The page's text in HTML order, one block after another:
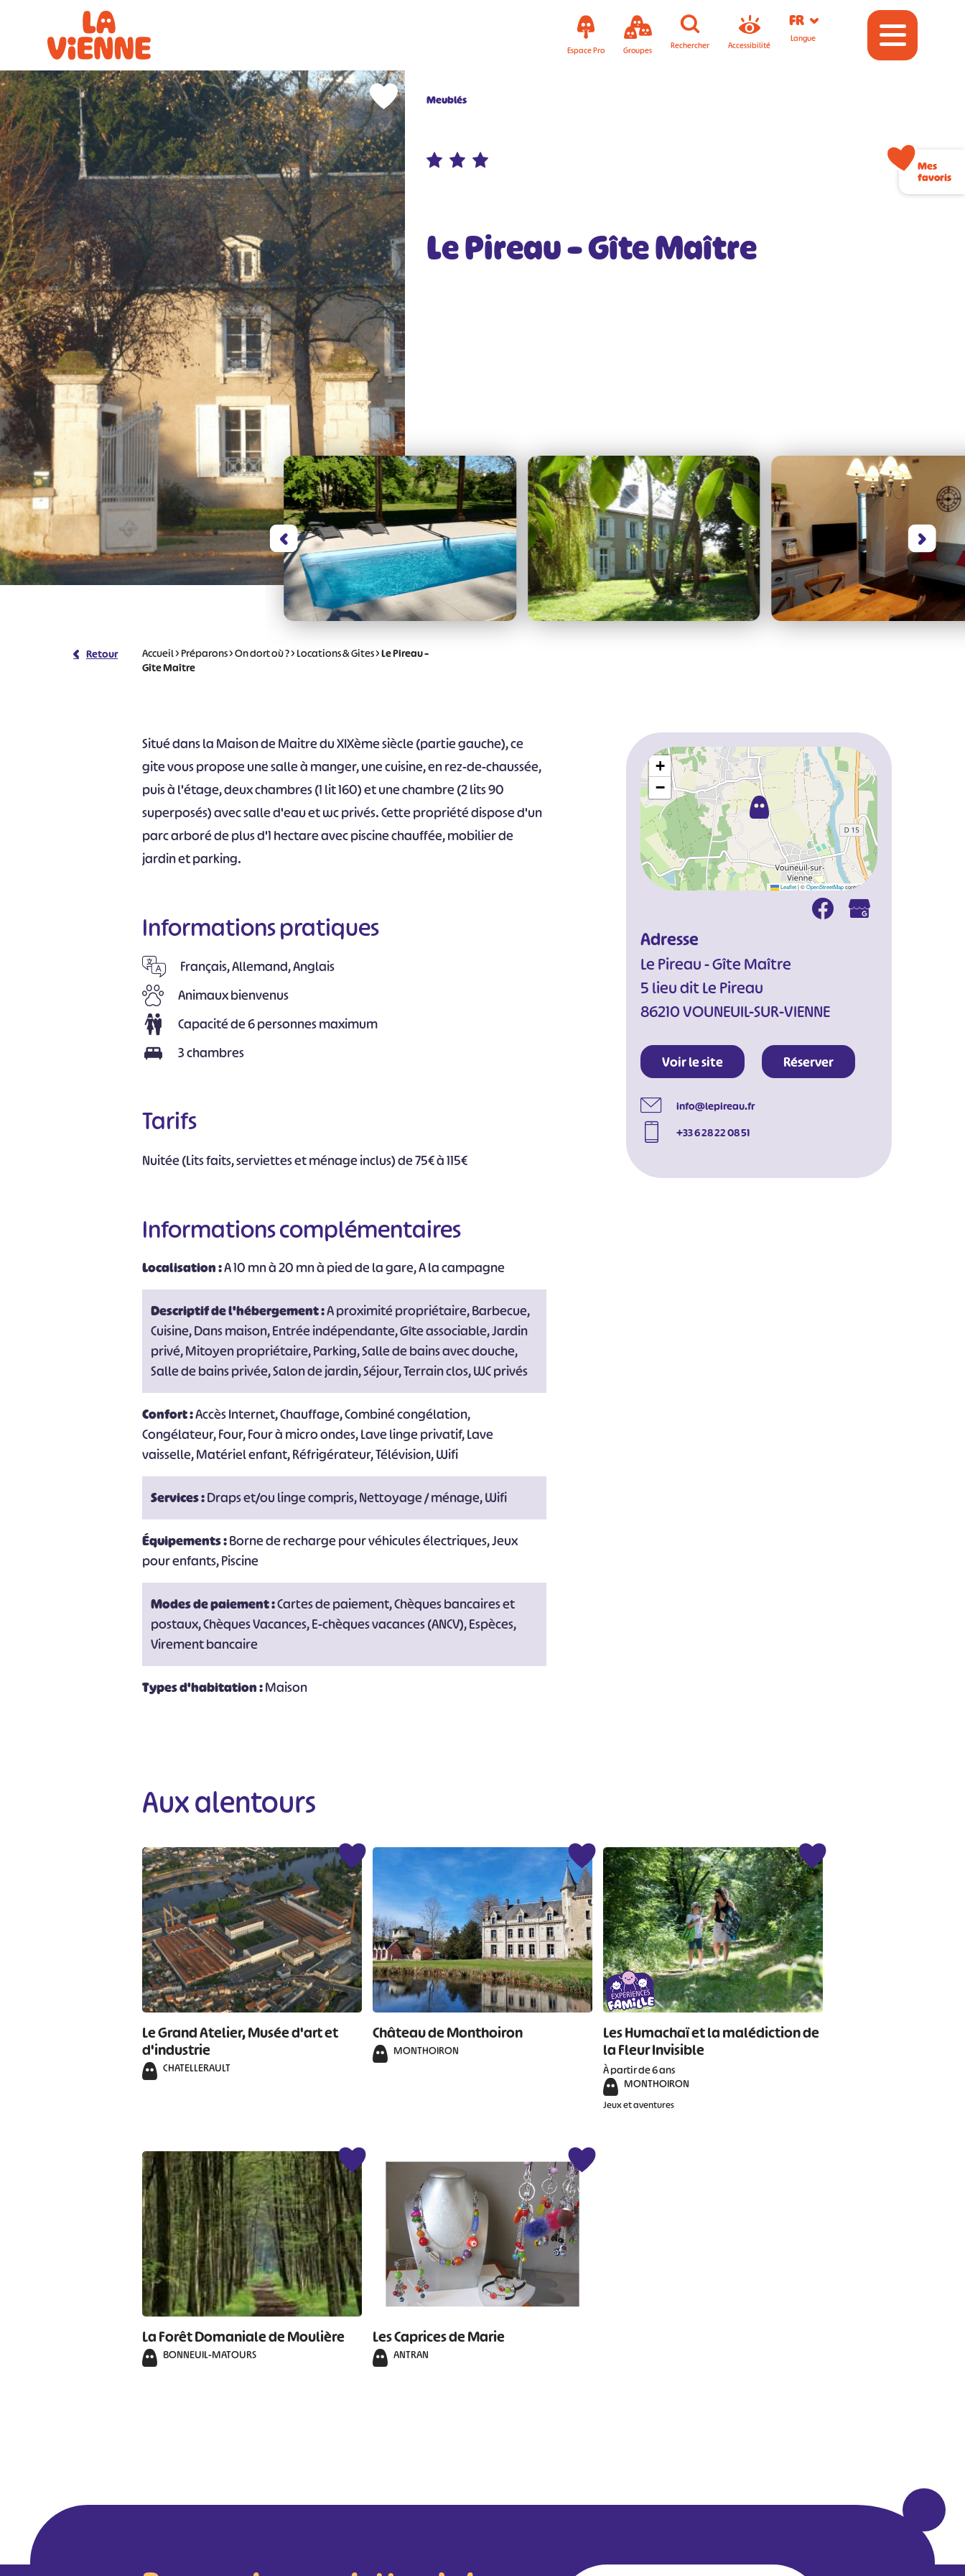
Espace Pro Groupes Rechercher Accessibilité
FR
Langue
Meublés
Le Pireau – Gîte Maître
Retour Accueil>Préparons>On dort où ?>Locations & Gites>Le Pireau –
Gîte Maître
Situé dans la Maison de Maitre du XIXème siècle (partie gauche), ce
gite vous propose une salle à manger, une cuisine, en rez-de-chaussée,
puis à l'étage, deux chambres (1 lit 160) et une chambre (2 lits 90
superposés) avec salle d'eau et wc privés. Cette propriété dispose d'un
parc arboré de plus d'1 hectare avec piscine chauffée, mobilier de
jardin et parking.
Informations pratiques
Français, Allemand, Anglais
Animaux bienvenus
Capacité de 6 personnes maximum
3 chambres
Tarifs
Nuitée (Lits faits, serviettes et ménage inclus) de 75€ à 115€
Informations complémentaires
Localisation :A 10 mn à 20 mn à pied de la gare, A la campagne
Descriptif de l'hébergement :A proximité propriétaire, Barbecue,
Cuisine, Dans maison, Entrée indépendante, Gîte associable, Jardin
privé, Mitoyen propriétaire, Parking, Salle de bains avec douche,
Salle de bains privée, Salon de jardin, Séjour, Terrain clos, WC privés
Confort :Accès Internet, Chauffage, Combiné congélation,
Congélateur, Four, Four à micro ondes, Lave linge privatif, Lave
vaisselle, Matériel enfant, Réfrigérateur, Télévision, Wifi
Services :Draps et/ou linge compris, Nettoyage / ménage, Wifi
Équipements :Borne de recharge pour véhicules électriques, Jeux
pour enfants, Piscine
Modes de paiement :Cartes de paiement, Chèques bancaires et
postaux, Chèques Vacances, E-chèques vacances (ANCV), Espèces,
Virement bancaire
Types d'habitation :Maison
+
−
Leaflet|©OpenStreetMapcontributors
Adresse
Le Pireau - Gîte Maître
5 lieu dit Le Pireau
86210 VOUNEUIL-SUR-VIENNE
Voir le site Réserver
info@lepireau.fr
+33 6 28 22 08 51
Aux alentours
Le Grand Atelier, Musée d'art et
d'industrie
CHATELLERAULT
Château de Monthoiron
MONTHOIRON
Les Humachaï et la malédiction de
la Fleur Invisible
À partir de 6 ans
MONTHOIRON
Jeux et aventures
La Forêt Domaniale de Moulière
BONNEUIL-MATOURS
Les Caprices de Marie
ANTRAN
Mes
favoris
Panneau de gestion des cookies